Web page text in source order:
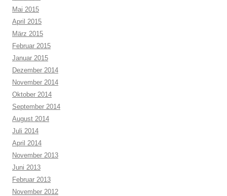
Mai 2015
April 2015
März 2015
Februar 2015
Januar 2015
Dezember 2014
November 2014
Oktober 2014
September 2014
August 2014
Juli 2014
April 2014
November 2013
Juni 2013
Februar 2013
November 2012